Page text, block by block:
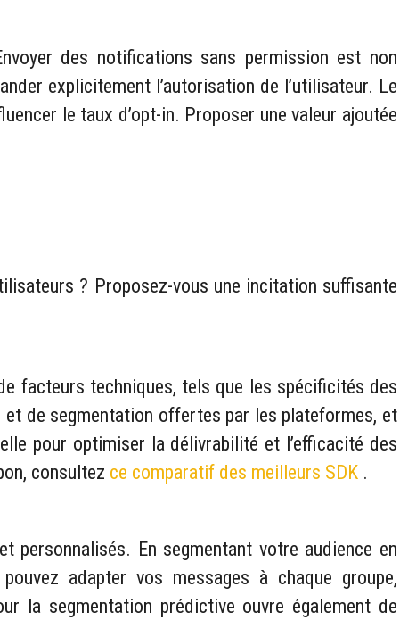
des notifications sans permission est non
explicitement l’autorisation de l’utilisateur. Le
le taux d’opt-in. Proposer une valeur ajoutée
? Proposez-vous une incitation suffisante
facteurs techniques, tels que les spécificités des
de segmentation offertes par les plateformes, et
pour optimiser la délivrabilité et l’efficacité des
consultez ce comparatif des meilleurs SDK .
personnalisés. En segmentant votre audience en
adapter vos messages à chaque groupe,
la segmentation prédictive ouvre également de